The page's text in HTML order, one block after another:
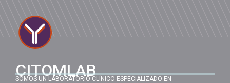
CITOMLAB
SOMOS UN LABORATORIO CLÍNICO ESPECIALIZADO EN